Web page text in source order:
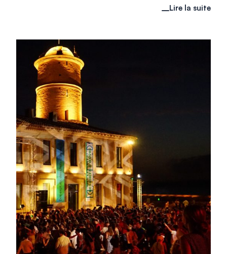
Lire la suite